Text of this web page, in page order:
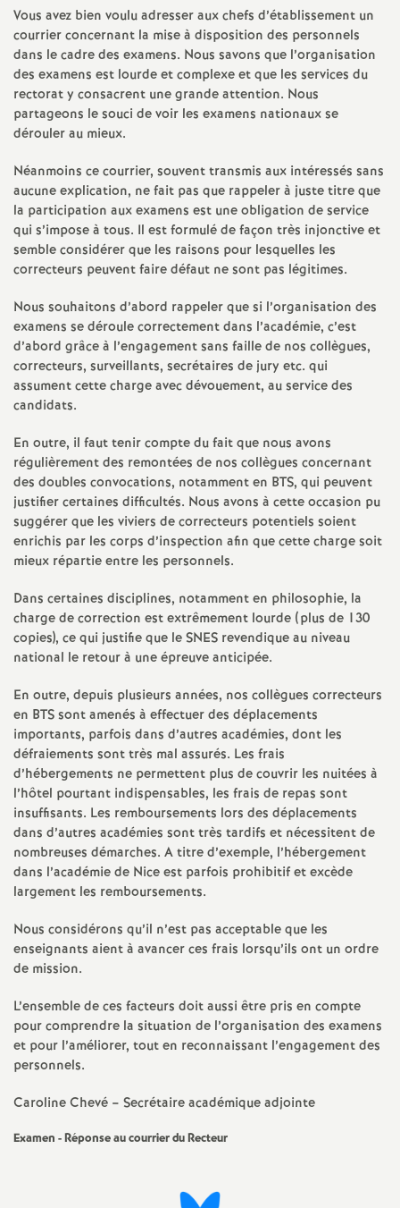
o
n
a
l
d
e
s
E
n
s
e
i
n
m
e
n
t
s
d
S
c
Vous avez bien voulu adresser aux chefs d’établissement un
courrier concernant la mise à disposition des personnels
dans le cadre des examens. Nous savons que l’organisation
des examens est lourde et complexe et que les services du
rectorat y consacrent une grande attention. Nous
partageons le souci de voir les examens nationaux se
dérouler au mieux.
Néanmoins ce courrier, souvent transmis aux intéressés sans
aucune explication, ne fait pas que rappeler à juste titre que
la participation aux examens est une obligation de service
qui s’impose à tous. Il est formulé de façon très injonctive et
semble considérer que les raisons pour lesquelles les
correcteurs peuvent faire défaut ne sont pas légitimes.
Nous souhaitons d’abord rappeler que si l’organisation des
examens se déroule correctement dans l’académie, c’est
d’abord grâce à l’engagement sans faille de nos collègues,
correcteurs, surveillants, secrétaires de jury etc. qui
assument cette charge avec dévouement, au service des
candidats.
En outre, il faut tenir compte du fait que nous avons
régulièrement des remontées de nos collègues concernant
des doubles convocations, notamment en BTS, qui peuvent
justifier certaines difficultés. Nous avons à cette occasion pu
suggérer que les viviers de correcteurs potentiels soient
enrichis par les corps d’inspection afin que cette charge soit
mieux répartie entre les personnels.
Dans certaines disciplines, notamment en philosophie, la
charge de correction est extrêmement lourde (plus de 130
copies), ce qui justifie que le SNES revendique au niveau
national le retour à une épreuve anticipée.
En outre, depuis plusieurs années, nos collègues correcteurs
en BTS sont amenés à effectuer des déplacements
importants, parfois dans d’autres académies, dont les
défraiements sont très mal assurés. Les frais
d’hébergements ne permettent plus de couvrir les nuitées à
l’hôtel pourtant indispensables, les frais de repas sont
insuffisants. Les remboursements lors des déplacements
dans d’autres académies sont très tardifs et nécessitent de
nombreuses démarches. A titre d’exemple, l’hébergement
dans l’académie de Nice est parfois prohibitif et excède
largement les remboursements.
Nous considérons qu’il n’est pas acceptable que les
enseignants aient à avancer ces frais lorsqu’ils ont un ordre
de mission.
L’ensemble de ces facteurs doit aussi être pris en compte
pour comprendre la situation de l’organisation des examens
et pour l’améliorer, tout en reconnaissant l’engagement des
personnels.
Caroline Chevé – Secrétaire académique adjointe
Examen - Réponse au courrier du Recteur